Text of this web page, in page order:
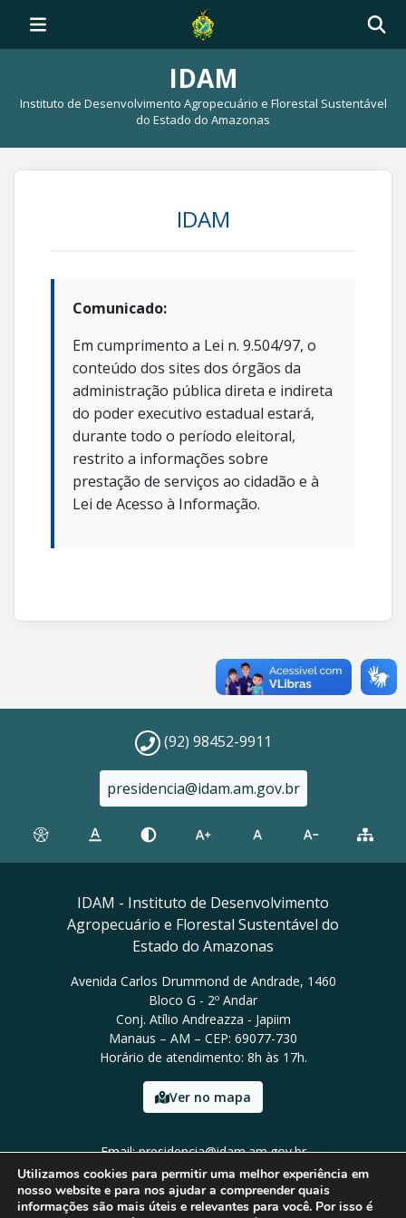
IDAM
Instituto de Desenvolvimento Agropecuário e Florestal Sustentável
do Estado do Amazonas
IDAM
Comunicado:
Em cumprimento a Lei n. 9.504/97, o
conteúdo dos sites dos órgãos da
administração pública direta e indireta
do poder executivo estadual estará,
durante todo o período eleitoral,
restrito a informações sobre
prestação de serviços ao cidadão e à
Lei de Acesso à Informação.
(92) 98452-9911
presidencia@idam.am.gov.br
IDAM - Instituto de Desenvolvimento
Agropecuário e Florestal Sustentável do
Estado do Amazonas
Avenida Carlos Drummond de Andrade, 1460
Bloco G - 2º Andar
Conj. Atílio Andreazza - Japiim
Manaus – AM – CEP: 69077-730
Horário de atendimento: 8h às 17h.
Ver no mapa
Email: presidencia@idam.am.gov.br
Tel: (92) 98452-9911
Utilizamos cookies para permitir uma melhor experiência em
nosso website e para nos ajudar a compreender quais
informações são mais úteis e relevantes para você. Por isso é